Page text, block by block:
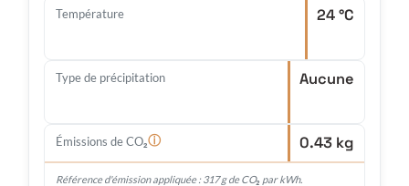
Température 24 °C
Type de précipitation Aucune
Émissions de CO₂ⓘ 0.43 kg
Référence d'émission appliquée : 317 g de CO₂ par kWh.